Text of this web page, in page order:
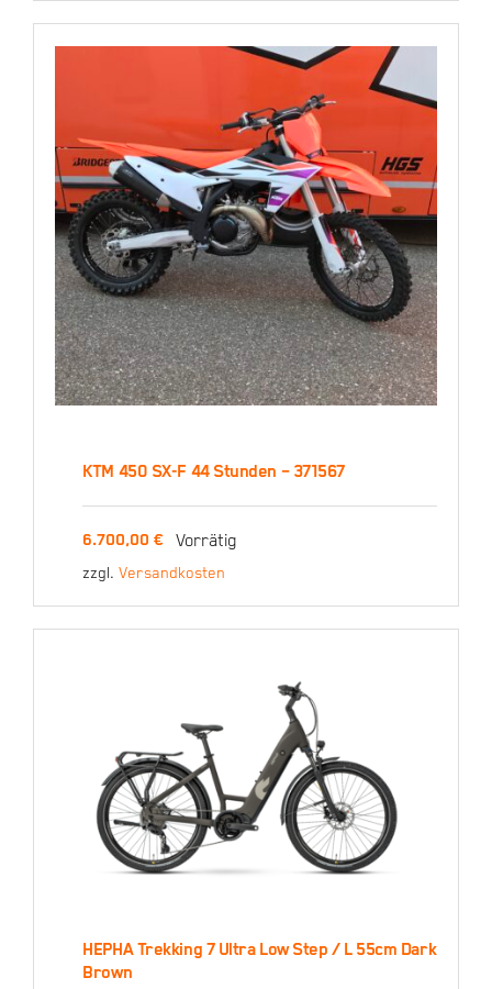
KTM 450 SX-F 44
Stunden – 371567
KTM 450 SX-F 44 Stunden – 371567
6.700,00€ Vorrätig
zzgl.Versandkosten
HEPHA Trekking 7 Ultra
HEPHA Trekking 7 Ultra Low Step / L 55cm Dark
Brown